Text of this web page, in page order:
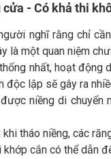
- Có khả thi
nghĩ rằng chỉ
là một quan niệm
nhất, hoạt
lập sẽ gây ra
niềng di chuyển
khi tháo niềng, các
khớp cắn có thể dẫn